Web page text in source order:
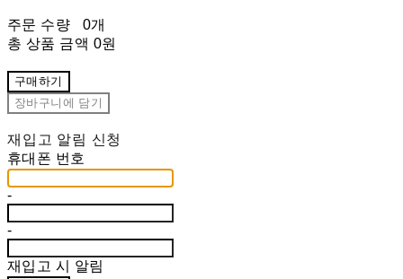
주문 수량
0개
총 상품 금액 0원
구매하기
장바구니에 담기
재입고 알림 신청
휴대폰 번호
-
-
재입고 시 알림